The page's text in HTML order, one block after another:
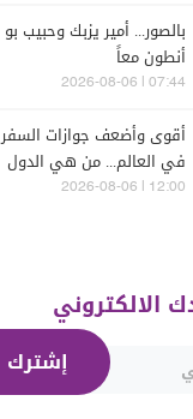
بالصور... أمير يزبك وحبيب بو
أنطون معاً
07:44 | 2026-08-06
أقوى وأضعف جوازات السفر
في العالم... من هي الدول
التي تصدّرت الترتيب؟
12:00 | 2026-08-06
الالكتروني
إشترك